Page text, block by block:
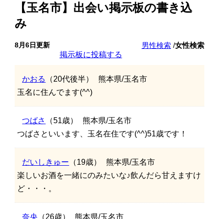
【玉名市】出会い掲示板の書き込
み
8月6日更新 男性検索/女性検索
掲示板に投稿する
かおる （20代後半）
熊本県/玉名市
玉名に住んでます(^^)
つばさ （51歳）
熊本県/玉名市
つばさといいます、玉名在住です(^^)51歳です！
だいしきゅー （19歳）
熊本県/玉名市
楽しいお酒を一緒にのみたいな♪飲んだら甘えますけ
ど・・・。
奈央 （26歳） 熊本県/玉名市